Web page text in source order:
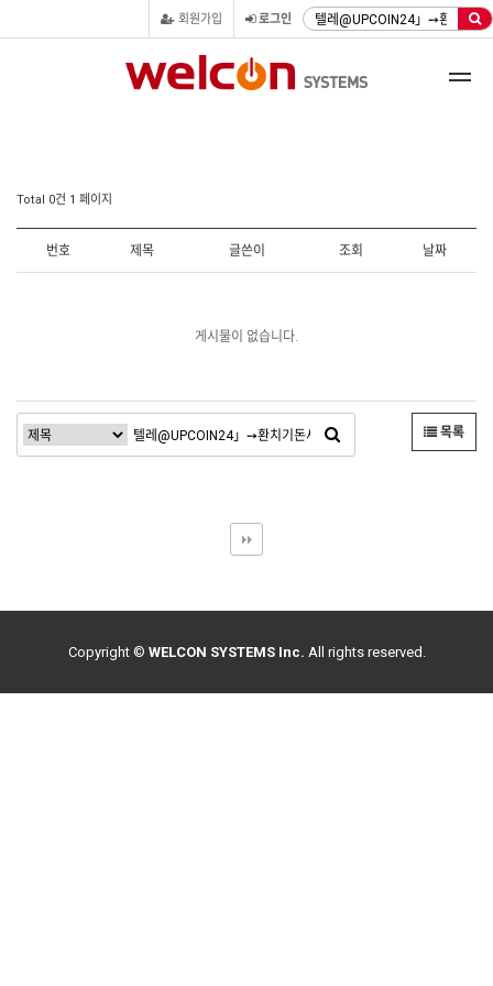
회원가입 로그인
Total 0건 1 페이지
번호 제목 글쓴이 조회 날짜
게시물이 없습니다.
목록
Copyright © WELCON SYSTEMS Inc. All rights reserved.